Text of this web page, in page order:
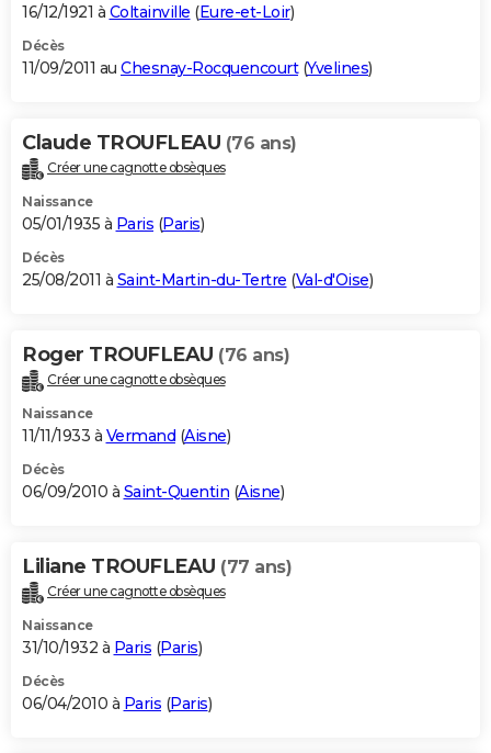
16/12/1921 à Coltainville (Eure-et-Loir)
Décès
11/09/2011 au Chesnay-Rocquencourt(Yvelines)
Claude TROUFLEAU (76 ans)
Créer une cagnotte obsèques
Naissance
05/01/1935 à Paris (Paris)
Décès
25/08/2011 à Saint-Martin-du-Tertre (Val-d'Oise)
Roger TROUFLEAU (76 ans)
Créer une cagnotte obsèques
Naissance
11/11/1933 à Vermand (Aisne)
Décès
06/09/2010 à Saint-Quentin (Aisne)
Liliane TROUFLEAU (77 ans)
Créer une cagnotte obsèques
Naissance
31/10/1932 à Paris (Paris)
Décès
06/04/2010 à Paris (Paris)